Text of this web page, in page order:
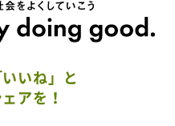
いね」と
アを！